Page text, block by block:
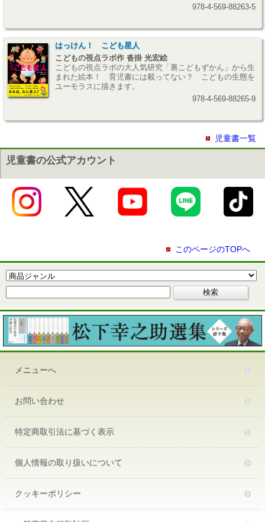
978-4-569-88263-5
はっけん！ こども星人
こどもの視点ラボ作 沓掛 光宏絵
こどもの視点ラボの大人気研究「裏こどもずかん」から生
まれた絵本！ 育児書には載ってない？ こどもの生態を
ユーモラスに描きます。
978-4-569-88265-9
児童書一覧
児童書の公式アカウント
このページのTOPへ
メニューへ
お問い合わせ
特定商取引法に基づく表示
個人情報の取り扱いについて
クッキーポリシー